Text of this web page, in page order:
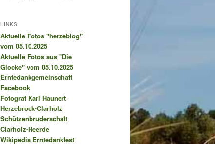
LINKS
Aktuelle Fotos "herzeblog"
vom 05.10.2025
Aktuelle Fotos aus "Die
Glocke" vom 05.10.2025
Erntedankgemeinschaft
Facebook
Fotograf Karl Haunert
Herzebrock-Clarholz
Schützenbruderschaft
Clarholz-Heerde
Wikipedia Erntedankfest